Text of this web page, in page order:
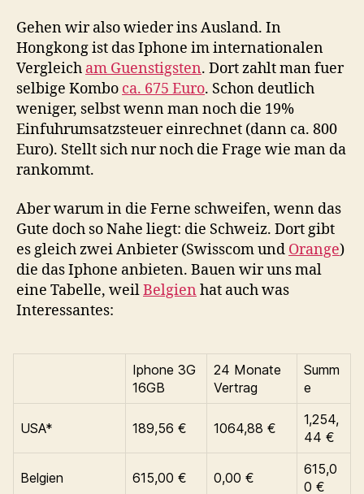
Gehen wir also wieder ins Ausland. In
Hongkong ist das Iphone im internationalen
Vergleich am Guenstigsten. Dort zahlt man fuer
selbige Kombo ca. 675 Euro. Schon deutlich
weniger, selbst wenn man noch die 19%
Einfuhrumsatzsteuer einrechnet (dann ca. 800
Euro). Stellt sich nur noch die Frage wie man da
rankommt.
Aber warum in die Ferne schweifen, wenn das
Gute doch so Nahe liegt: die Schweiz. Dort gibt
es gleich zwei Anbieter (Swisscom und Orange)
die das Iphone anbieten. Bauen wir uns mal
eine Tabelle, weilBelgien hat auch was
Interessantes:
Iphone 3G
16GB
24 Monate
Vertrag
Summ
e
USA* 189,56 € 1064,88 €
1,254,
44 €
Belgien 615,00 € 0,00 €
615,0
0 €